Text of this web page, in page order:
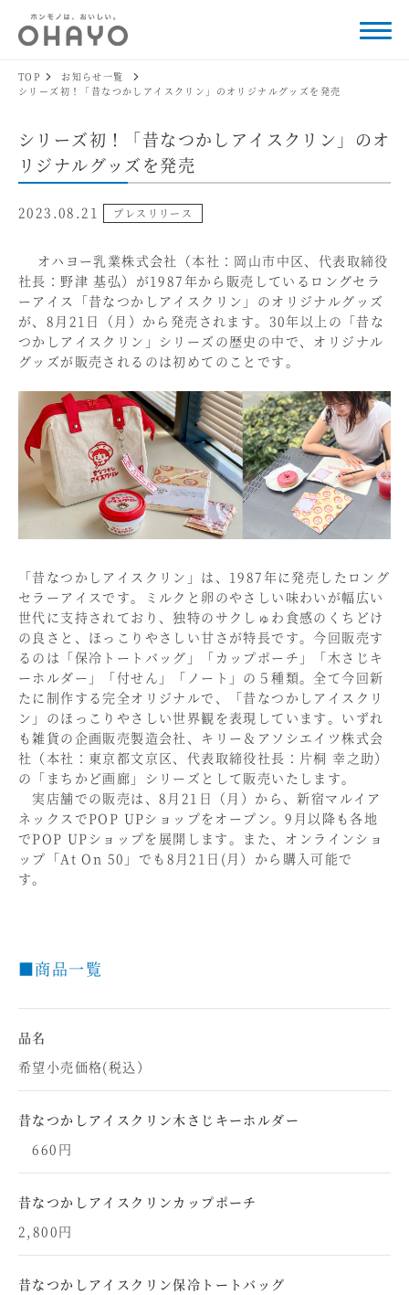
TOP
お知らせ一覧
シリーズ初！「昔なつかしアイスクリン」のオリジナルグッズを発売
シリーズ初！「昔なつかしアイスクリン」のオ
リジナルグッズを発売
2023.08.21 プレスリリース
オハヨー乳業株式会社（本社：岡山市中区、代表取締役
社長：野津 基弘）が1987年から販売しているロングセラ
ーアイス「昔なつかしアイスクリン」のオリジナルグッズ
が、8月21日（月）から発売されます。30年以上の「昔な
つかしアイスクリン」シリーズの歴史の中で、オリジナル
グッズが販売されるのは初めてのことです。
「昔なつかしアイスクリン」は、1987年に発売したロング
セラーアイスです。ミルクと卵のやさしい味わいが幅広い
世代に支持されており、独特のサクしゅわ食感のくちどけ
の良さと、ほっこりやさしい甘さが特長です。今回販売す
るのは「保冷トートバッグ」「カップポーチ」「木さじキ
ーホルダー」「付せん」「ノート」の５種類。全て今回新
たに制作する完全オリジナルで、「昔なつかしアイスクリ
ン」のほっこりやさしい世界観を表現しています。いずれ
も雑貨の企画販売製造会社、キリー＆アソシエイツ株式会
社（本社：東京都文京区、代表取締役社長：片桐 幸之助）
の「まちかど画廊」シリーズとして販売いたします。
実店舗での販売は、8月21日（月）から、新宿マルイア
ネックスでPOP UPショップをオープン。9月以降も各地
でPOP UPショップを展開します。また、オンラインショ
ップ「At On 50」でも8月21日(月）から購入可能で
す。
■商品一覧
品名
希望小売価格(税込）
昔なつかしアイスクリン木さじキーホルダー
660円
昔なつかしアイスクリンカップポーチ
2,800円
昔なつかしアイスクリン保冷トートバッグ